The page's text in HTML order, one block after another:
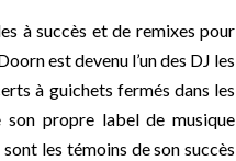
à succès et de remixes pour
est devenu l’un des DJ les
à guichets fermés dans les
son propre label de musique
les témoins de son succès